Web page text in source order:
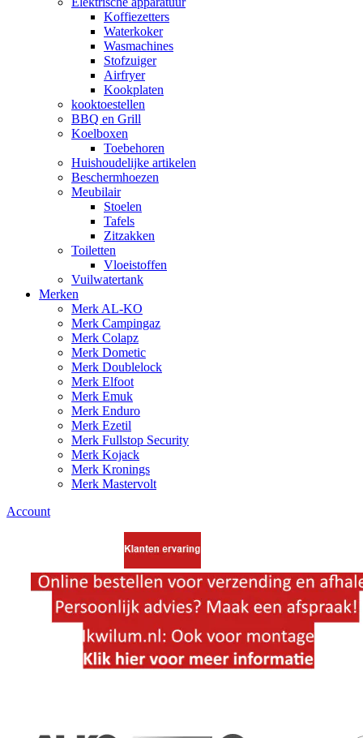
Koffiezetters
Waterkoker
Wasmachines
Stofzuiger
Airfryer
Kookplaten
kooktoestellen
BBQ en Grill
Koelboxen
Toebehoren
Huishoudelijke artikelen
Beschermhoezen
Meubilair
Stoelen
Tafels
Zitzakken
Toiletten
Vloeistoffen
Vuilwatertank
Merken
Merk AL-KO
Merk Campingaz
Merk Colapz
Merk Dometic
Merk Doublelock
Merk Elfoot
Merk Emuk
Merk Enduro
Merk Ezetil
Merk Fullstop Security
Merk Kojack
Merk Kronings
Merk Mastervolt
Account